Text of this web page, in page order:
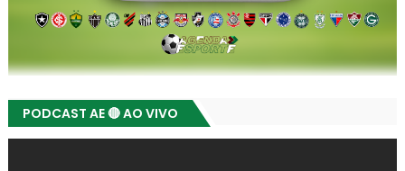
PODCAST AE 🔴 AO VIVO